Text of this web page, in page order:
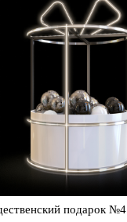
подарок №4